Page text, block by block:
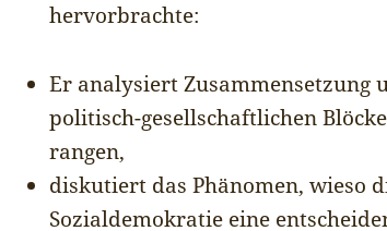
hervorbrachte:
Er analysiert Zusammensetzung
politisch-gesellschaftlichen
rangen,
diskutiert das Phänomen, wieso
Sozialdemokratie eine